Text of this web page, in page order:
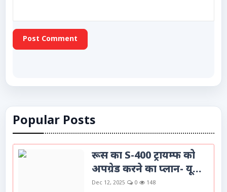
Post Comment
Popular Posts
रूस का S-400 ट्रायम्फ को
अपग्रेड करने का प्लान- यू...
Dec 12, 2025 0 148